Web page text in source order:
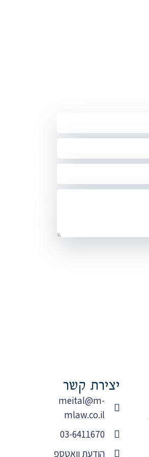
יצירת קשר
meital@m-
mlaw.co.il
03-6411670
הודעת וואטספ